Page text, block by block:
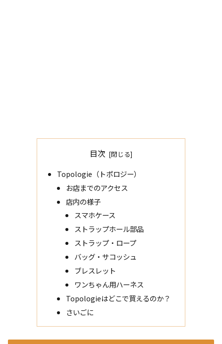
目次
Topologie（トポロジー）
お店までのアクセス
店内の様子
スマホケース
ストラップホール部品
ストラップ・ロープ
バッグ・サコッシュ
ブレスレット
ワンちゃん用ハーネス
Topologieはどこで買えるのか？
さいごに